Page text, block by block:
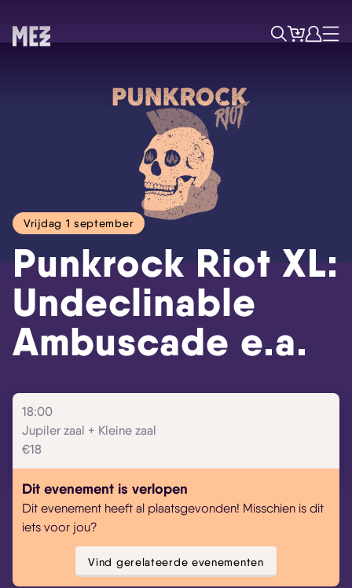
ZoekTicketsAccount
Menu
Vrijdag 1 september
Punkrock Riot XL:
Undeclinable
Ambuscade e.a.
18:00
Jupiler zaal + Kleine zaal
€18
Dit evenement is verlopen
Dit evenement heeft al plaatsgevonden! Misschien is dit
iets voor jou?
Vind gerelateerde evenementen